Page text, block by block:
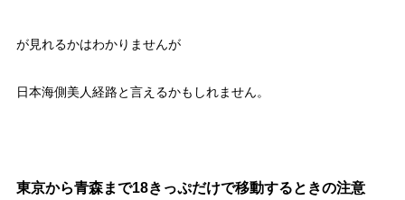
が見れるかはわかりませんが
日本海側美人経路と言えるかもしれません。
東京から青森まで18きっぷだけで移動するときの注意